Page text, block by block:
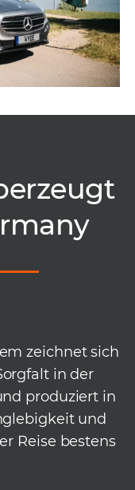
zeichnet sich
in der
produziert in
und
Reise bestens